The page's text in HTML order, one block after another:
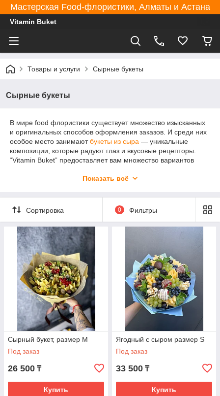
Мастерская Food-флористики, Алматы и Астана
Vitamin Buket
Товары и услуги Сырные букеты
Сырные букеты
В мире food флористики существует множество изысканных
и оригинальных способов оформления заказов. И среди них
особое место занимаютбукеты из сыра — уникальные
композиции, которые радуют глаз и вкусовые рецепторы.
“Vitamin Buket” предоставляет вам множество вариантов
украшением любого стола и идеальным подарком для
Показать всё
Сортировка 0 Фильтры
Сырный букет, размер М
Под заказ
26 500 ₸
Купить
Ягодный с сыром размер S
Под заказ
33 500 ₸
Купить